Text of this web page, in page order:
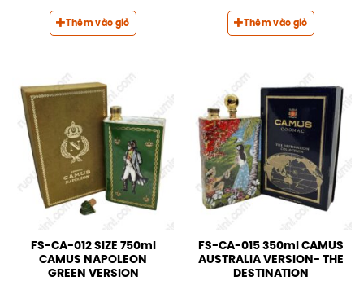
Thêm vào giỏ Thêm vào giỏ
FS-CA-012 SIZE 750ml
CAMUS NAPOLEON
GREEN VERSION
FS-CA-015 350ml CAMUS
AUSTRALIA VERSION- THE
DESTINATION